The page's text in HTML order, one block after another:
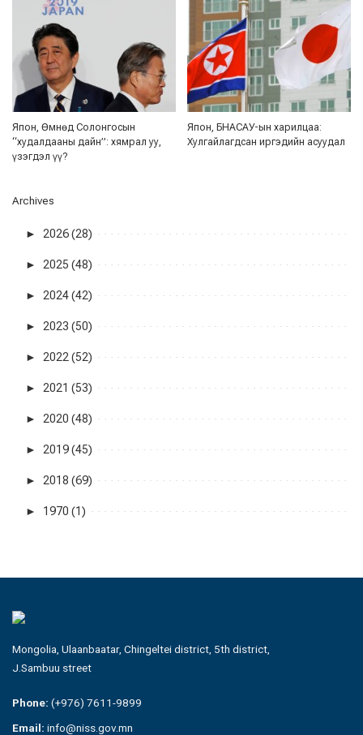
Япон, Өмнөд Солонгосын
“худалдааны дайн”: хямрал уу,
үзэгдэл үү?
Япон, БНАСАУ-ын харилцаа:
Хулгайлагдсан иргэдийн асуудал
Archives
► 2026 (28)
► 2025 (48)
► 2024 (42)
► 2023 (50)
► 2022 (52)
► 2021 (53)
► 2020 (48)
► 2019 (45)
► 2018 (69)
► 1970 (1)
Mongolia, Ulaanbaatar, Chingeltei district, 5th district,
J.Sambuu street
Phone: (+976) 7611-9899
Email: info@niss.gov.mn